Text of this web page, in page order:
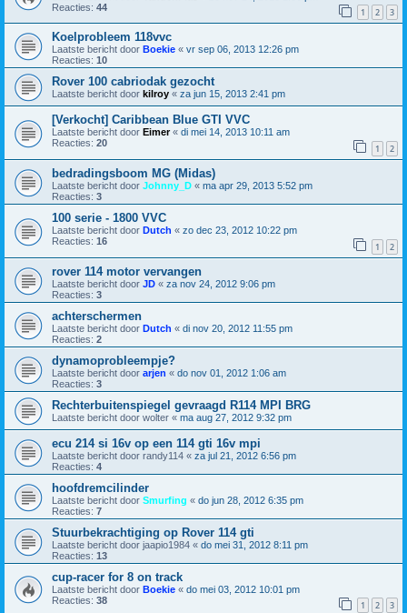
Reacties: 44 1 2 3
Koelprobleem 118vvc
Laatste bericht door Boekie « vr sep 06, 2013 12:26 pm
Reacties: 10
Rover 100 cabriodak gezocht
Laatste bericht door kilroy « za jun 15, 2013 2:41 pm
[Verkocht] Caribbean Blue GTI VVC
Laatste bericht door Eimer« di mei 14, 2013 10:11 am
Reacties: 20 1 2
bedradingsboom MG (Midas)
Laatste bericht door Johnny_D « ma apr 29, 2013 5:52 pm
Reacties: 3
100 serie - 1800 VVC
Laatste bericht door Dutch « zo dec 23, 2012 10:22 pm
Reacties: 16 1 2
rover 114 motor vervangen
Laatste bericht door JD « za nov 24, 2012 9:06 pm
Reacties: 3
achterschermen
Laatste bericht door Dutch « di nov 20, 2012 11:55 pm
Reacties: 2
dynamoprobleempje?
Laatste bericht door arjen « do nov 01, 2012 1:06 am
Reacties: 3
Rechterbuitenspiegel gevraagd R114 MPI BRG
Laatste bericht door wolter « ma aug 27, 2012 9:32 pm
ecu 214 si 16v op een 114 gti 16v mpi
Laatste bericht door randy114 « za jul 21, 2012 6:56 pm
Reacties: 4
hoofdremcilinder
Laatste bericht door Smurfing « do jun 28, 2012 6:35 pm
Reacties: 7
Stuurbekrachtiging op Rover 114 gti
Laatste bericht door jaapio1984 « do mei 31, 2012 8:11 pm
Reacties: 13
cup-racer for 8 on track
Laatste bericht door Boekie « do mei 03, 2012 10:01 pm
Reacties: 38 1 2 3